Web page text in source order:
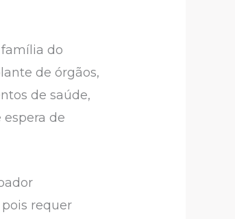
do
de órgãos,
de saúde,
espera de
requer